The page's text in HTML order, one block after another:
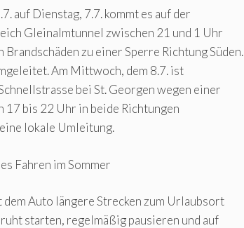
auf Dienstag, 7.7. kommt es auf der
Gleinalmtunnel zwischen 21 und 1 Uhr
zu einer Sperre Richtung Süden.
Am Mittwoch, dem 8.7. ist
bei St. Georgen wegen einer
17 bis 22 Uhr in beide Richtungen
lokale Umleitung.
Fahren im Sommer
Auto längere Strecken zum Urlaubsort
starten, regelmäßig pausieren und auf